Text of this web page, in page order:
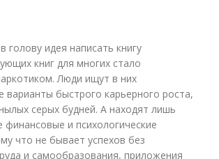
голову идея написать книгу
книг для многих стало
Люди ищут в них
варианты быстрого карьерного роста,
серых будней. А находят лишь
и психологические
что не бывает успехов без
и самообразования, приложения